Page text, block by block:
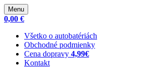
Menu
0,00 €
Všetko o autobatériách
Obchodné podmienky
Cena dopravy 4,99€
Kontakt